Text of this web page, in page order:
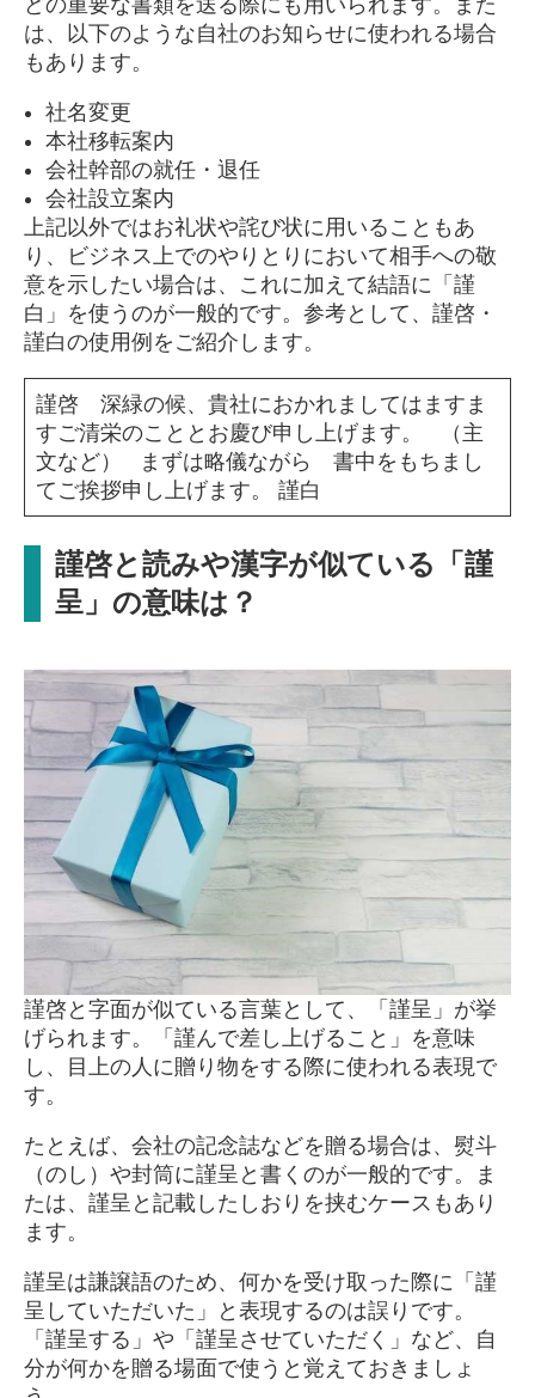
どの重要な書類を送る際にも用いられます。また
は、以下のような自社のお知らせに使われる場合
もあります。
社名変更
本社移転案内
会社幹部の就任・退任
会社設立案内
上記以外ではお礼状や詫び状に用いることもあ
り、ビジネス上でのやりとりにおいて相手への敬
意を示したい場合は、これに加えて結語に「謹
白」を使うのが一般的です。参考として、謹啓・
謹白の使用例をご紹介します。
謹啓 深緑の候、貴社におかれましてはますま
すご清栄のこととお慶び申し上げます。 （主
文など） まずは略儀ながら 書中をもちまし
てご挨拶申し上げます。 謹白
謹啓と読みや漢字が似ている「謹
呈」の意味は？
謹啓と字面が似ている言葉として、「謹呈」が挙
げられます。「謹んで差し上げること」を意味
し、目上の人に贈り物をする際に使われる表現で
す。
たとえば、会社の記念誌などを贈る場合は、熨斗
（のし）や封筒に謹呈と書くのが一般的です。ま
たは、謹呈と記載したしおりを挟むケースもあり
ます。
謹呈は謙譲語のため、何かを受け取った際に「謹
呈していただいた」と表現するのは誤りです。
「謹呈する」や「謹呈させていただく」など、自
分が何かを贈る場面で使うと覚えておきましょ